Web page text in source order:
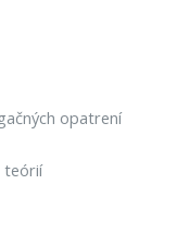
opatrení
teórií